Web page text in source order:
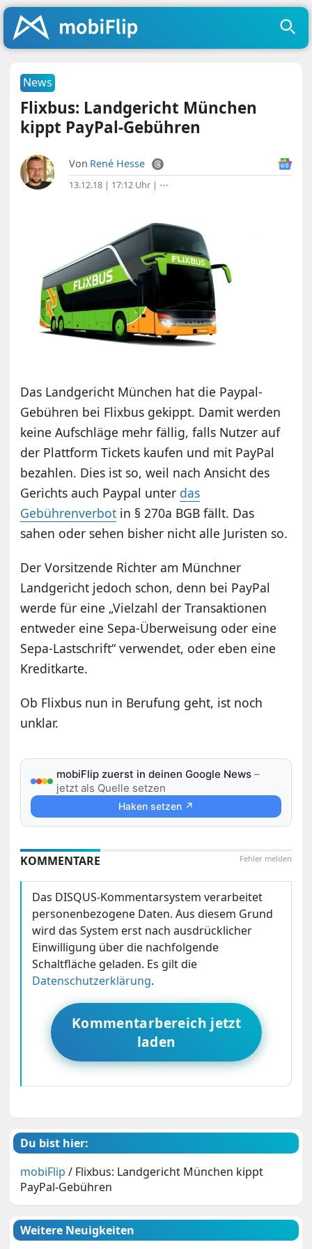
News
Flixbus: Landgericht München
kippt PayPal-Gebühren
Von René Hesse
13.12.18 | 17:12 Uhr | ⋯
Das Landgericht München hat die Paypal-
Gebühren bei Flixbus gekippt. Damit werden
keine Aufschläge mehr fällig, falls Nutzer auf
der Plattform Tickets kaufen und mit PayPal
bezahlen. Dies ist so, weil nach Ansicht des
Gerichts auch Paypal unter das
Gebührenverbot in § 270a BGB fällt. Das
sahen oder sehen bisher nicht alle Juristen so.
Der Vorsitzende Richter am Münchner
Landgericht jedoch schon, denn bei PayPal
werde für eine „Vielzahl der Transaktionen
entweder eine Sepa-Überweisung oder eine
Sepa-Lastschrift“ verwendet, oder eben eine
Kreditkarte.
Ob Flixbus nun in Berufung geht, ist noch
unklar.
mobiFlip zuerst in deinen Google News –
jetzt als Quelle setzen
Haken setzen ↗
Fehler melden
KOMMENTARE
Das DISQUS-Kommentarsystem verarbeitet
personenbezogene Daten. Aus diesem Grund
wird das System erst nach ausdrücklicher
Einwilligung über die nachfolgende
Schaltfläche geladen. Es gilt die
Datenschutzerklärung.
Kommentarbereich jetzt
laden
Du bist hier:
mobiFlip / Flixbus: Landgericht München kippt
PayPal-Gebühren
Weitere Neuigkeiten